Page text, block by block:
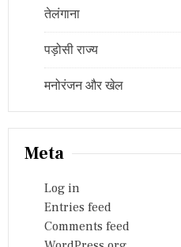
तेलंगाना
पड़ोसी राज्य
मनोरंजन और खेल
Meta
Log in
Entries feed
Comments feed